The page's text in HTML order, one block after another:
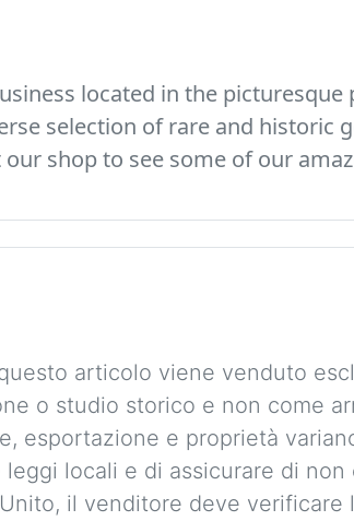
located in the
selection of rare and historic
shop to see some of our
articolo viene venduto
o studio storico e non come
esportazione e proprietà
locali e di assicurare di
il venditore deve verificare